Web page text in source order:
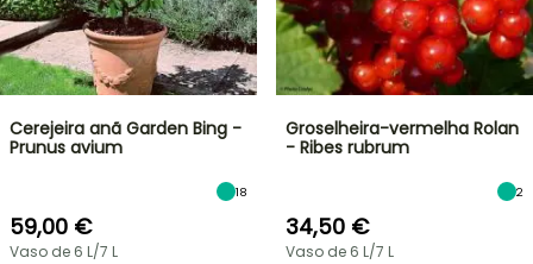
Cerejeira anã Garden Bing -
Prunus avium
18
59,00 €
Vaso de 6 L/7 L
Groselheira-vermelha Rolan
- Ribes rubrum
2
34,50 €
Vaso de 6 L/7 L